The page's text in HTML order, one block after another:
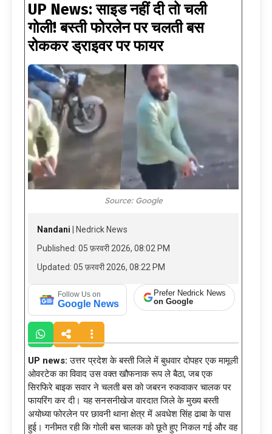
UP News: साइड नहीं दी तो चली
गोली! बस्ती फोरलेन पर चलती बस
रोककर ड्राइवर पर फायर
Source: Google
Nandani | Nedrick News
Published: 05 फ़रवरी 2026, 08:02 PM
Updated: 05 फ़रवरी 2026, 08:22 PM
Follow Us on
Google News
Prefer Nedrick News
on Google
UP news:उत्तर प्रदेश के बस्ती जिले में बुधवार दोपहर एक मामूली
ओवरटेक का विवाद उस वक्त खौफनाक रूप ले बैठा, जब एक
सिरफिरे बाइक सवार ने चलती बस को जबरन रुकवाकर चालक पर
फायरिंग कर दी। यह सनसनीखेज वारदात जिले के मुख्य बस्ती
अयोध्या फोरलेन पर छावनी थाना क्षेत्र में अवधेश सिंह ढाबा के पास
हुई। गनीमत रही कि गोली बस चालक को छूते हुए निकल गई और वह